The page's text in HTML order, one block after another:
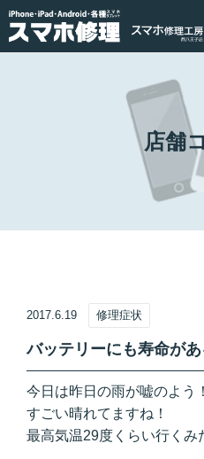
店舗
2017.6.19 修理症状
バッテリーにも寿命があ
今日は昨日の雨が嘘のよう！
すごい晴れてますね！
最高気温29度くらい行くみ